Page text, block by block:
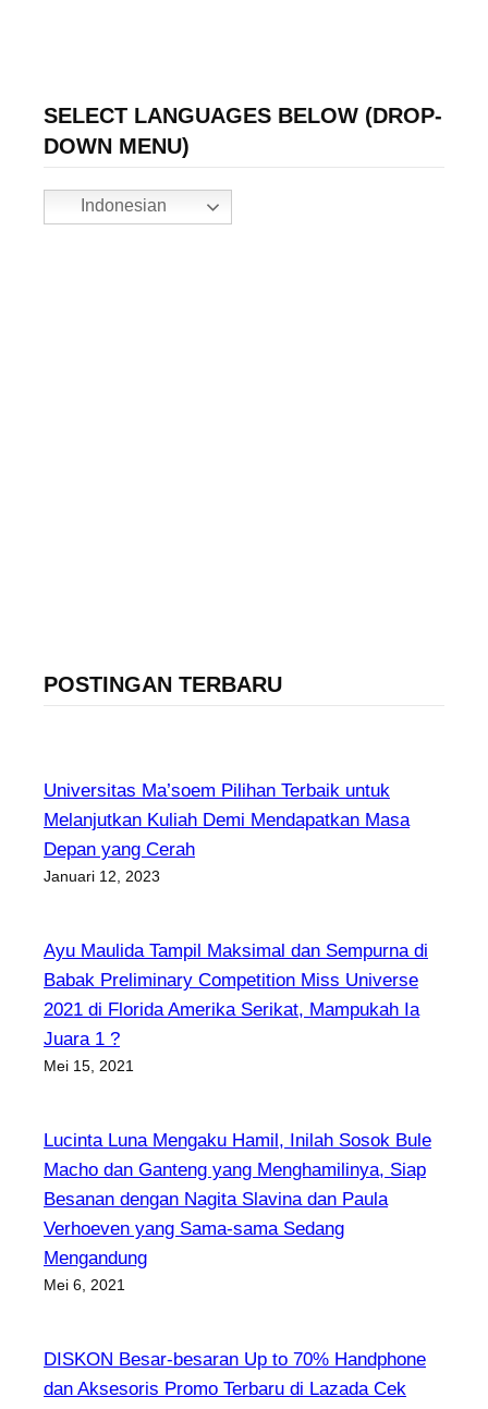
SELECT LANGUAGES BELOW (DROP-
DOWN MENU)
Indonesian
POSTINGAN TERBARU
Universitas Ma’soem Pilihan Terbaik untuk
Melanjutkan Kuliah Demi Mendapatkan Masa
Depan yang Cerah
Januari 12, 2023
Ayu Maulida Tampil Maksimal dan Sempurna di
Babak Preliminary Competition Miss Universe
2021 di Florida Amerika Serikat, Mampukah Ia
Juara 1 ?
Mei 15, 2021
Lucinta Luna Mengaku Hamil, Inilah Sosok Bule
Macho dan Ganteng yang Menghamilinya, Siap
Besanan dengan Nagita Slavina dan Paula
Verhoeven yang Sama-sama Sedang
Mengandung
Mei 6, 2021
DISKON Besar-besaran Up to 70% Handphone
dan Aksesoris Promo Terbaru di Lazada Cek